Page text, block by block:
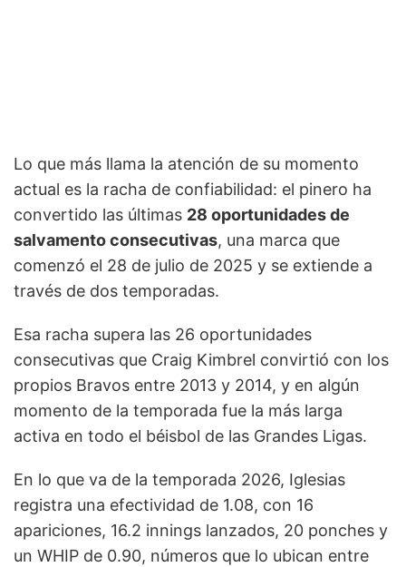
Lo que más llama la atención de su momento
actual es la racha de confiabilidad: el pinero ha
convertido las últimas 28 oportunidades de
salvamento consecutivas, una marca que
comenzó el 28 de julio de 2025 y se extiende a
través de dos temporadas.
Esa racha supera las 26 oportunidades
consecutivas que Craig Kimbrel convirtió con los
propios Bravos entre 2013 y 2014, y en algún
momento de la temporada fue la más larga
activa en todo el béisbol de las Grandes Ligas.
En lo que va de la temporada 2026, Iglesias
registra una efectividad de 1.08, con 16
apariciones, 16.2 innings lanzados, 20 ponches y
un WHIP de 0.90, números que lo ubican entre